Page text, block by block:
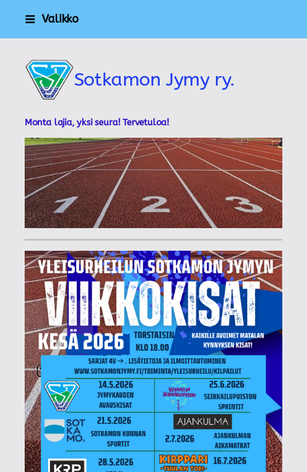
Siirry
Valikko
Sotkamon Jymy ry.
Monta lajia, yksi seura! Tervetuloa!